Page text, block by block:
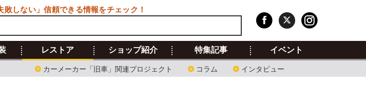
レストア
カーメーカー「旧車」関連プロジェクト コラム インタビュー
ショップ紹介 特集記事 イベント
敗しない」信頼できる情報をチェック！